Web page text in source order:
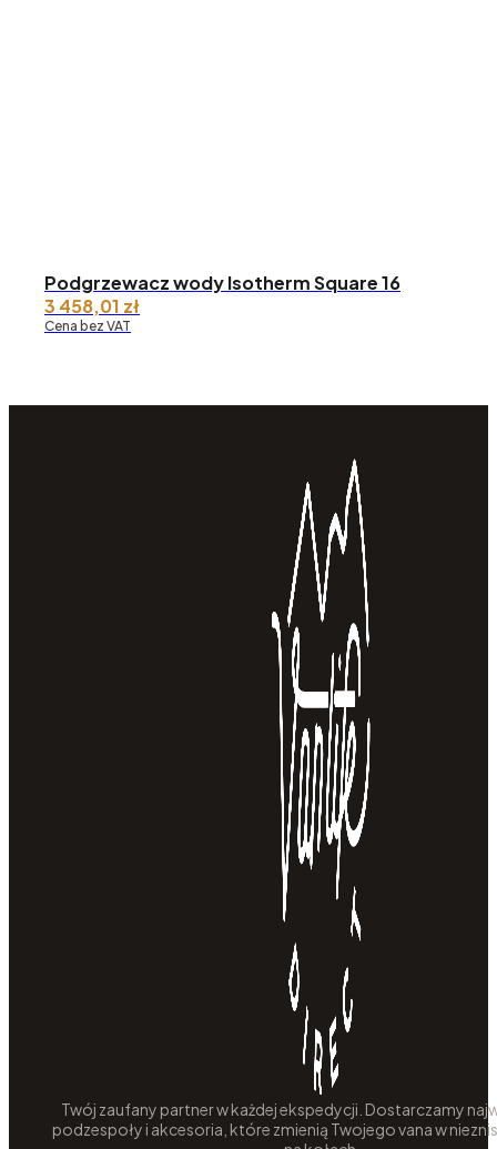
Podgrzewacz wody Isotherm Square 16
3 458,01 zł
Cena bez VAT
Twój zaufany partner w każdej ekspedycji. Dostarczamy
podzespoły i akcesoria, które zmienią Twojego vana w